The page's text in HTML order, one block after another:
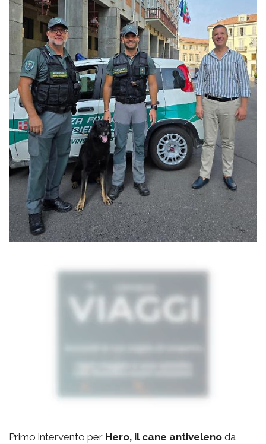
Primo intervento per Hero, il cane antiveleno da